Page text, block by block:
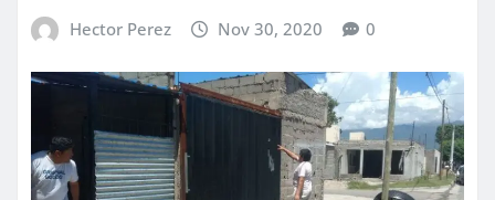
Hector Perez Nov 30, 2020 0